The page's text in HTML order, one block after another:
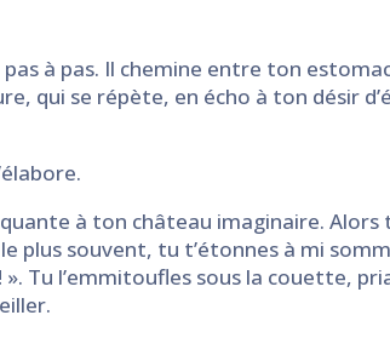
à pas. Il chemine entre ton
qui se répète, en écho à ton désir
à ton château imaginaire.
plus souvent, tu t’étonnes à mi
Tu l’emmitoufles sous la couette,